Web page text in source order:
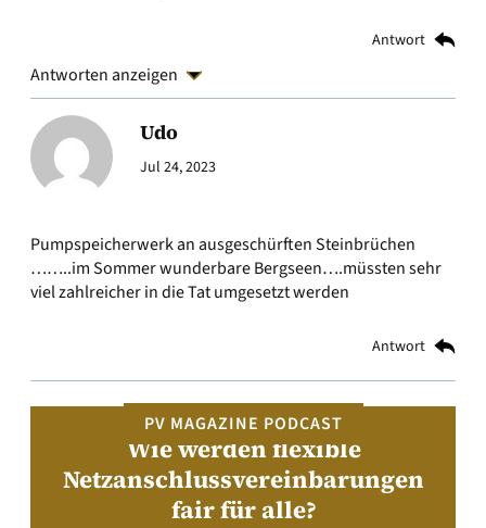
Antwort
Antworten anzeigen
Udo
Jul 24, 2023
Pumpspeicherwerk an ausgeschürften Steinbrüchen
……..im Sommer wunderbare Bergseen….müssten sehr
viel zahlreicher in die Tat umgesetzt werden
Antwort
PV MAGAZINE PODCAST
Wie werden flexible
Netzanschlussvereinbarungen
fair für alle?